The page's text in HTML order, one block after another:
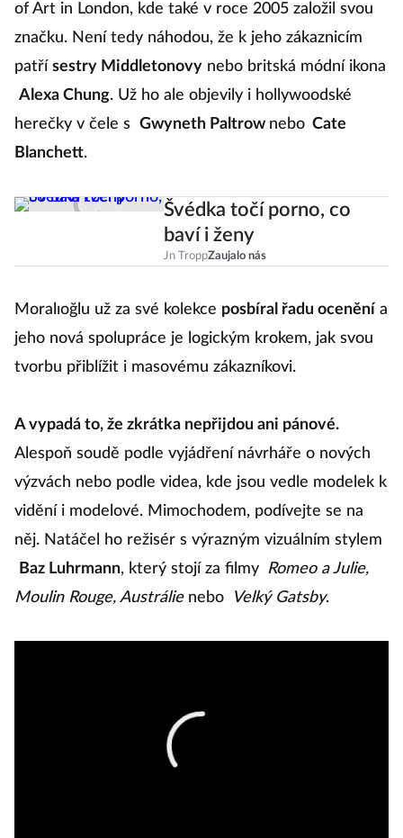
of Art in London, kde také v roce 2005 založil svou
značku. Není tedy náhodou, že k jeho zákaznicím
patří sestry Middletonovy nebo britská módní ikona
Alexa Chung. Už ho ale objevily i hollywoodské
herečky v čele s
Gwyneth Paltrow nebo Cate
Blanchett.
Švédka točí porno, co
baví i ženy
Jn TroppZaujalo nás
Moralıoğlu už za své kolekce posbíral řadu ocenění a
jeho nová spolupráce je logickým krokem, jak svou
tvorbu přiblížit i masovému zákazníkovi.
A vypadá to, že zkrátka nepřijdou ani pánové.
Alespoň soudě podle vyjádření návrháře o nových
výzvách nebo podle videa, kde jsou vedle modelek k
vidění i modelové. Mimochodem, podívejte se na
něj. Natáčel ho režisér s výrazným vizuálním stylem
Baz Luhrmann, který stojí za filmy Romeo a Julie,
Moulin Rouge, Austrálienebo Velký Gatsby.